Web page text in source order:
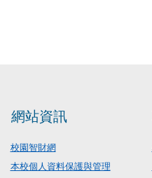
網站資訊
校園智財網
本校個人資料保護與管理